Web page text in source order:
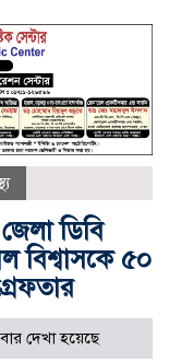
ডিবি
বিশ্বাসকে ৫০
দেখা হয়েছে